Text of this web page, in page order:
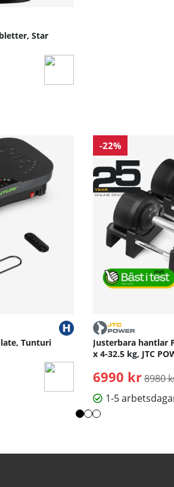
Star
Tunturi
-22%
Justerbara hantlar
x 4-32.5 kg, JTC
6990 kr8980
1-5